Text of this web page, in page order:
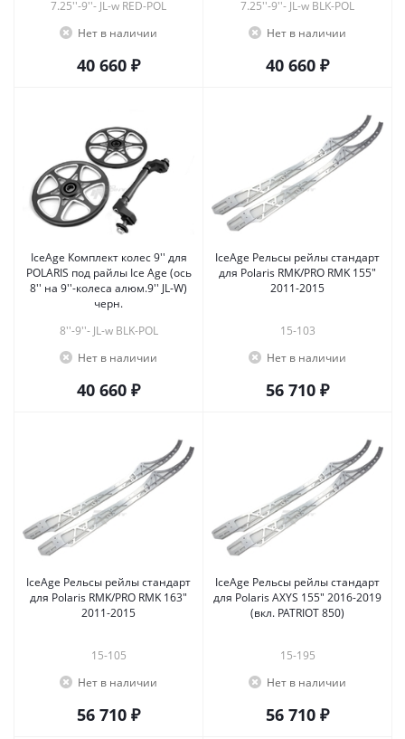
7.25''-9''- JL-w RED-POL
Нет в наличии
40 660 ₽
7.25''-9''- JL-w BLK-POL
Нет в наличии
40 660 ₽
IceAge Комплект колес 9'' для
POLARIS под райлы Ice Age (ось
8'' на 9''-колеса алюм.9'' JL-W)
черн.
8''-9''- JL-w BLK-POL
Нет в наличии
40 660 ₽
IceAge Рельсы рейлы стандарт
для Polaris RMK/PRO RMK 155"
2011-2015
15-103
Нет в наличии
56 710 ₽
IceAge Рельсы рейлы стандарт
для Polaris RMK/PRO RMK 163"
2011-2015
15-105
Нет в наличии
56 710 ₽
IceAge Рельсы рейлы стандарт
для Polaris AXYS 155" 2016-2019
(вкл. PATRIOT 850)
15-195
Нет в наличии
56 710 ₽